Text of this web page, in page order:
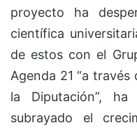
proyecto ha
científica
de estos con el
Agenda 21 “a
la Diputación”,
subrayado el